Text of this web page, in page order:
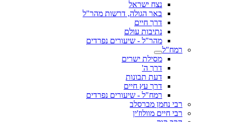
נצח ישראל
באר הגולה, דרשות מהר"ל
דרך חיים
נתיבות עולם
מהר"ל - שיעורים נפרדים
רמח"ל
מסילת ישרים
דרך ה'
דעת תבונות
דרך עץ חיים
רמח"ל - שיעורים נפרדים
רבי נחמן מברסלב
רבי חיים מוולוז'ין